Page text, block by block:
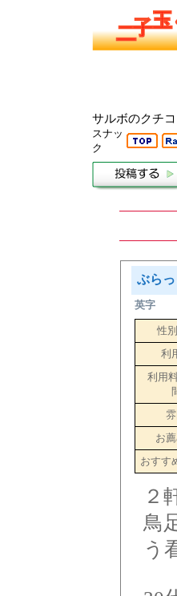
サルボのクチコ
スナッ
ク
ぶら
英字
性
利
利用
お
おすす
２
鳥
う